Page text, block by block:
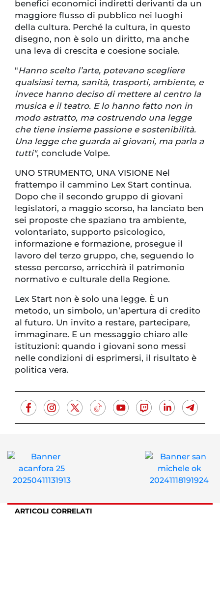
benefici economici indiretti derivanti da un
maggiore flusso di pubblico nei luoghi
della cultura. Perché la cultura, in questo
disegno, non è solo un diritto, ma anche
una leva di crescita e coesione sociale.
"Hanno scelto l’arte, potevano scegliere
qualsiasi tema, sanità, trasporti, ambiente, e
invece hanno deciso di mettere al centro la
musica e il teatro. E lo hanno fatto non in
modo astratto, ma costruendo una legge
che tiene insieme passione e sostenibilità.
Una legge che guarda ai giovani, ma parla a
tutti", conclude Volpe.
UNO STRUMENTO, UNA VISIONE Nel
frattempo il cammino Lex Start continua.
Dopo che il secondo gruppo di giovani
legislatori, a maggio scorso, ha lanciato ben
sei proposte che spaziano tra ambiente,
volontariato, supporto psicologico,
informazione e formazione, prosegue il
lavoro del terzo gruppo, che, seguendo lo
stesso percorso, arricchirà il patrimonio
normativo e culturale della Regione.
Lex Start non è solo una legge. È un
metodo, un simbolo, un’apertura di credito
al futuro. Un invito a restare, partecipare,
immaginare. E un messaggio chiaro alle
istituzioni: quando i giovani sono messi
nelle condizioni di esprimersi, il risultato è
politica vera.
ARTICOLI CORRELATI